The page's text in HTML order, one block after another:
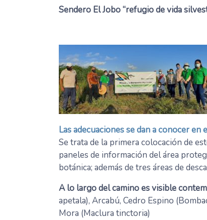
Sendero El Jobo “refugio de vida
Las adecuaciones se dan a conocer
Se trata de la primera colocación de
paneles de información del área
botánica; además de tres áreas de
A lo largo del camino es visible
apetala), Arcabú, Cedro Espino
Mora (Maclura tinctoria)